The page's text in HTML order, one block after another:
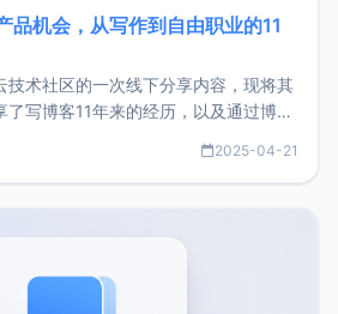
品机会，从写作到自由职业的11
技术社区的一次线下分享内容，现将其
写博客11年来的经历，以及通过博客
的真实数据和产品现状。自我介绍大
2025-04-21